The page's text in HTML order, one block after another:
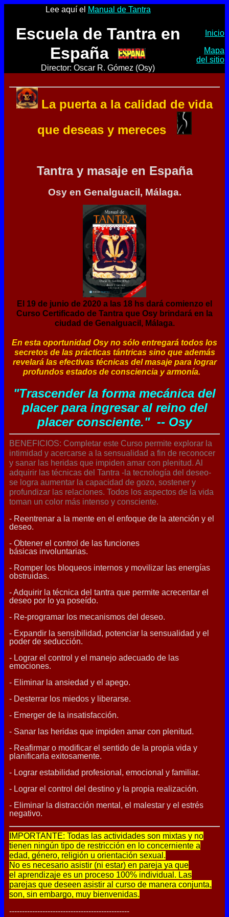
Lee aquí el Manual de Tantra
Escuela de Tantra en
España
Director: Oscar R. Gómez (Osy)
Inicio
Mapa
del sitio
La puerta a la calidad de vida
que deseas y mereces
Tantra y masaje en España
Osy en Genalguacil, Málaga.
El 19 de junio de 2020 a las 18 hs dará comienzo el
Curso Certificado de Tantra que Osy brindará en la
ciudad de Genalguacil, Málaga.
En esta oportunidad Osy no sólo entregará todos los
secretos de las prácticas tántricas sino que además
revelará las efectivas técnicas del masaje para lograr
profundos estados de consciencia y armonía.
"Trascender la forma mecánica del
placer para ingresar al reino del
placer consciente." -- Osy
BENEFICIOS: Completar este Curso permite explorar la
intimidad y acercarse a la sensualidad a fin de reconocer
y sanar las heridas que impiden amar con plenitud. Al
adquirir las técnicas del Tantra -la tecnología del deseo-
se logra aumentar la capacidad de gozo, sostener y
profundizar las relaciones. Todos los aspectos de la vida
toman un color más intenso y consciente.
- Reentrenar a la mente en el enfoque de la atención y el
deseo.
- Obtener el control de las funciones
básicas involuntarias.
- Romper los bloqueos internos y movilizar las energías
obstruidas.
- Adquirir la técnica del tantra que permite acrecentar el
deseo por lo ya poseído.
- Re-programar los mecanismos del deseo.
- Expandir la sensibilidad, potenciar la sensualidad y el
poder de seducción.
- Lograr el control y el manejo adecuado de las
emociones.
- Eliminar la ansiedad y el apego.
- Desterrar los miedos y liberarse.
- Emerger de la insatisfacción.
- Sanar las heridas que impiden amar con plenitud.
- Reafirmar o modificar el sentido de la propia vida y
planificarla exitosamente.
- Lograr estabilidad profesional, emocional y familiar.
- Lograr el control del destino y la propia realización.
- Eliminar la distracción mental, el malestar y el estrés
negativo.
IMPORTANTE: Todas las actividades son mixtas y no
tienen ningún tipo de restricción en lo concerniente a
edad, género, religión u orientación sexual.
No es necesario asistir (ni estar) en pareja ya que
el aprendizaje es un proceso 100% individual. Las
parejas que deseen asistir al curso de manera conjunta,
son, sin embargo, muy bienvenidas.
-----------------------------------------------